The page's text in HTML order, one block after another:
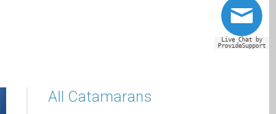
All Catamarans
Live Chat by
ProvideSupport